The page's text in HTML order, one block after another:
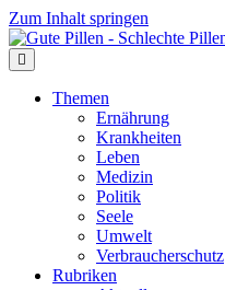
Zum Inhalt springen
Themen
Ernährung
Krankheiten
Leben
Medizin
Politik
Seele
Umwelt
Verbraucherschutz
Rubriken